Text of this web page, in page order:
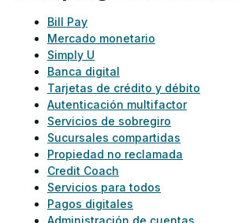
Bill Pay
Mercado monetario
Simply U
Banca digital
Tarjetas de crédito y débito
Autenticación multifactor
Servicios de sobregiro
Sucursales compartidas
Propiedad no reclamada
Credit Coach
Servicios para todos
Pagos digitales
Administración de cuentas